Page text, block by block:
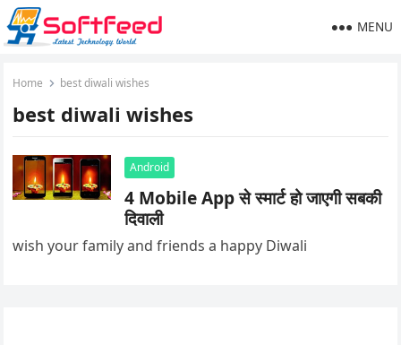
MENU
Home best diwali wishes
best diwali wishes
Android
4 Mobile App से स्मार्ट हो जाएगी सबकी
दिवाली
wish your family and friends a happy Diwali